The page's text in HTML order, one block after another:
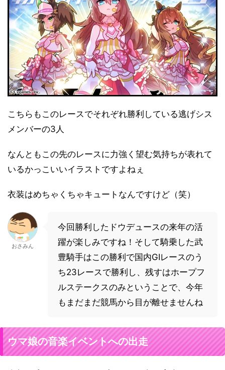
こちらもこのレースでそれぞれ勝利している逃げシス
メンバーの3人
なんともこの先のレースに力強く望む気持ちが表れて
いるかっこいいイラストですよねぇ
衣装はめちゃくちゃキュートなんですけど（笑）
おさみん
今回勝利したドウデュースの来年の活
躍が楽しみですね！そして騎乗した武
豊騎手はこの勝利で国内GⅠレースのう
ち23レースで勝利し、残すはホープフ
ルステークスのみということで、今年
もまだまだ競馬から目が離せませんね
ウマ娘の音楽イベントへの出走